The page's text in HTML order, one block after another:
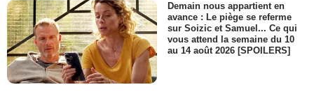
Demain nous appartient en
avance : Le piège se referme
sur Soizic et Samuel... Ce qui
vous attend la semaine du 10
au 14 août 2026 [SPOILERS]